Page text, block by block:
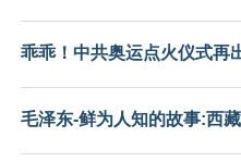
乖乖！中共奥运点火仪式再
毛泽东-鲜为人知的故事:西